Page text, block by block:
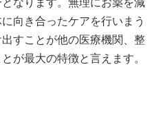
向き合ったケアを行いまう
すことが他の医療機関、整
が最大の特徴と言えます。